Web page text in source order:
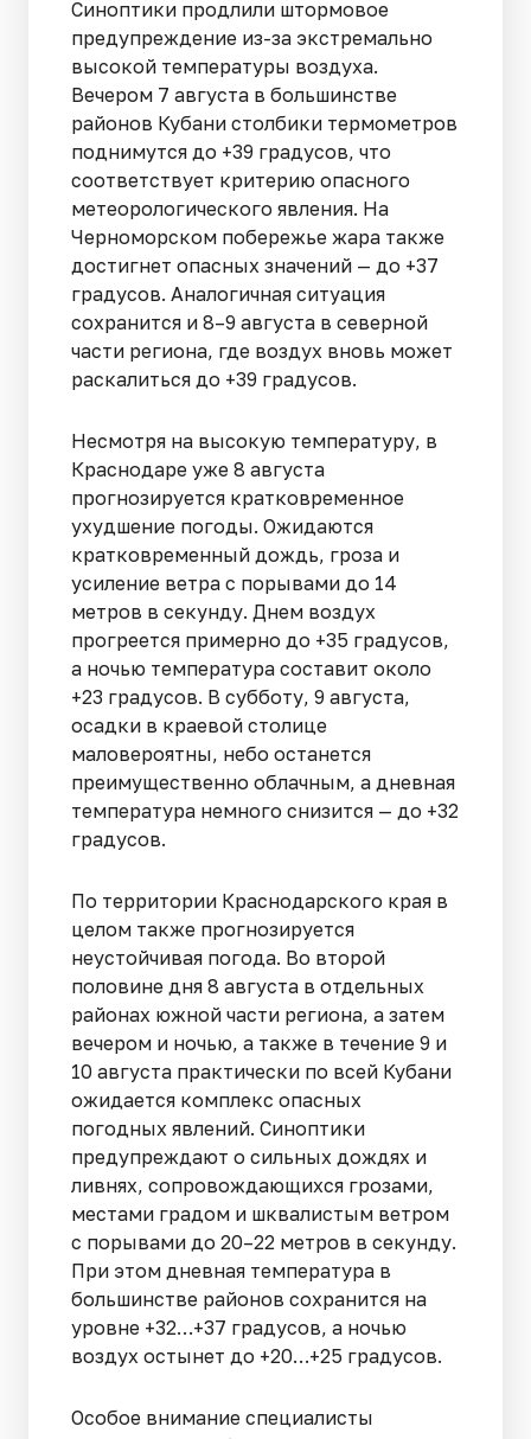
Синоптики продлили штормовое
предупреждение из-за экстремально
высокой температуры воздуха.
Вечером 7 августа в большинстве
районов Кубани столбики термометров
поднимутся до +39 градусов, что
соответствует критерию опасного
метеорологического явления. На
Черноморском побережье жара также
достигнет опасных значений — до +37
градусов. Аналогичная ситуация
сохранится и 8–9 августа в северной
части региона, где воздух вновь может
раскалиться до +39 градусов.
Несмотря на высокую температуру, в
Краснодаре уже 8 августа
прогнозируется кратковременное
ухудшение погоды. Ожидаются
кратковременный дождь, гроза и
усиление ветра с порывами до 14
метров в секунду. Днем воздух
прогреется примерно до +35 градусов,
а ночью температура составит около
+23 градусов. В субботу, 9 августа,
осадки в краевой столице
маловероятны, небо останется
преимущественно облачным, а дневная
температура немного снизится — до +32
градусов.
По территории Краснодарского края в
целом также прогнозируется
неустойчивая погода. Во второй
половине дня 8 августа в отдельных
районах южной части региона, а затем
вечером и ночью, а также в течение 9 и
10 августа практически по всей Кубани
ожидается комплекс опасных
погодных явлений. Синоптики
предупреждают о сильных дождях и
ливнях, сопровождающихся грозами,
местами градом и шквалистым ветром
с порывами до 20–22 метров в секунду.
При этом дневная температура в
большинстве районов сохранится на
уровне +32…+37 градусов, а ночью
воздух остынет до +20…+25 градусов.
Особое внимание специалисты